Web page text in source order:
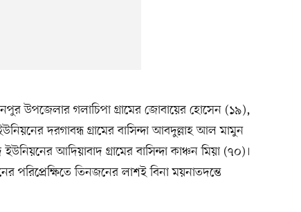
উপজেলার গলাচিপা গ্রামের জোবায়ের হোসেন (১৯),
দরগাবন্ধ গ্রামের বাসিন্দা আবদুল্লাহ আল মামুন
আদিয়াবাদ গ্রামের বাসিন্দা কাঞ্চন মিয়া (৭০)।
তিনজনের লাশই বিনা ময়নাতদন্তে